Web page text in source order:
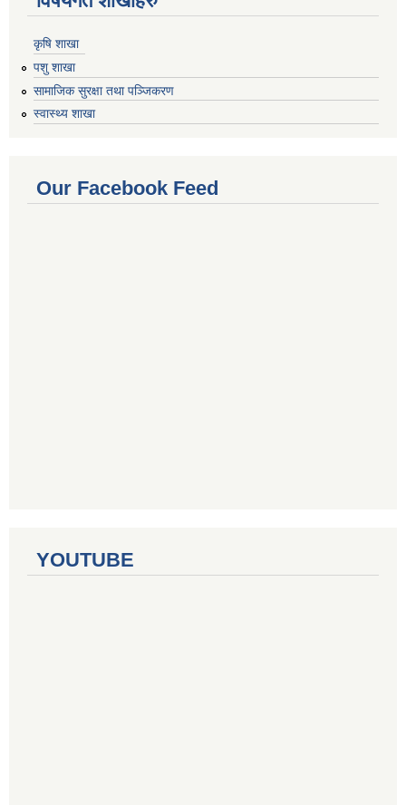
कृषि शाखा
पशु शाखा
सामाजिक सुरक्षा तथा पञ्जिकरण
स्वास्थ्य शाखा
Our Facebook Feed
YOUTUBE